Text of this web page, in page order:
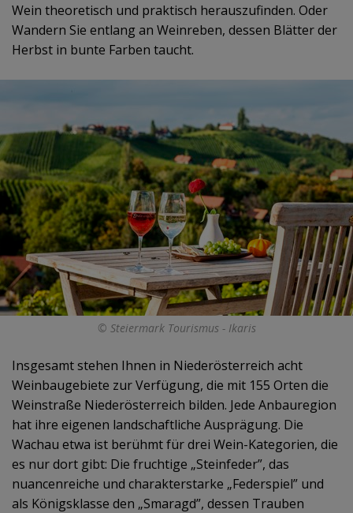
Wein theoretisch und praktisch herauszufinden. Oder
Wandern Sie entlang an Weinreben, dessen Blätter der
Herbst in bunte Farben taucht.
© Steiermark Tourismus - Ikaris
Insgesamt stehen Ihnen in Niederösterreich acht
Weinbaugebiete zur Verfügung, die mit 155 Orten die
Weinstraße Niederösterreich bilden. Jede Anbauregion
hat ihre eigenen landschaftliche Ausprägung. Die
Wachau etwa ist berühmt für drei Wein-Kategorien, die
es nur dort gibt: Die fruchtige „Steinfeder”, das
nuancenreiche und charakterstarke „Federspiel” und
als Königsklasse den „Smaragd”, dessen Trauben